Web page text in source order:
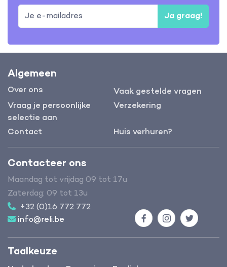
Ja graag!
Algemeen
Over ons
Vaak gestelde vragen
Vraag je persoonlijke
selectie aan
Verzekering
Contact Huis verhuren?
Taalkeuze
Contacteer ons
Maandag tot vrijdag 09 tot 17u
Zaterdag: 09 tot 13u
+32 (0)16 772 772
info@reli.be
FacebookInstagramTwitter